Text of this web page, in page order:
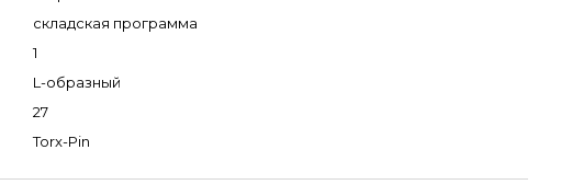
складская программа
1
L-образный
27
Torx-Pin